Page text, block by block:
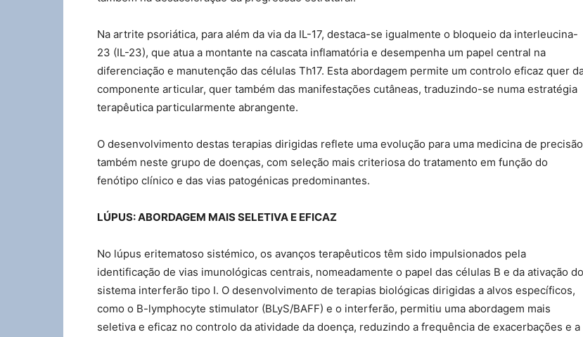
Na artrite psoriática, para além da via da IL-17, destaca-se igualmente o bloqueio da interleucina-
23 (IL-23), que atua a montante na cascata inflamatória e desempenha um papel central na
diferenciação e manutenção das células Th17. Esta abordagem permite um controlo eficaz quer
componente articular, quer também das manifestações cutâneas, traduzindo-se numa estratégia
terapêutica particularmente abrangente.
O desenvolvimento destas terapias dirigidas reflete uma evolução para uma medicina de precisão
também neste grupo de doenças, com seleção mais criteriosa do tratamento em função do
fenótipo clínico e das vias patogénicas predominantes.
LÚPUS: ABORDAGEM MAIS SELETIVA E EFICAZ
No lúpus eritematoso sistémico, os avanços terapêuticos têm sido impulsionados pela
identificação de vias imunológicas centrais, nomeadamente o papel das células B e da ativação do
sistema interferão tipo I. O desenvolvimento de terapias biológicas dirigidas a alvos específicos,
como o B-lymphocyte stimulator (BLyS/BAFF) e o interferão, permitiu uma abordagem mais
seletiva e eficaz no controlo da atividade da doença, reduzindo a frequência de exacerbações e a